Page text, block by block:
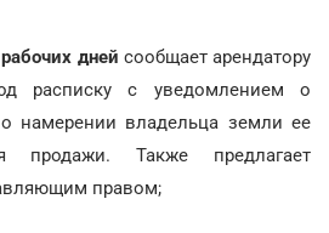
дней сообщает арендатору
расписку с уведомлением о
намерении владельца земли ее
продажи. Также предлагает
правом;